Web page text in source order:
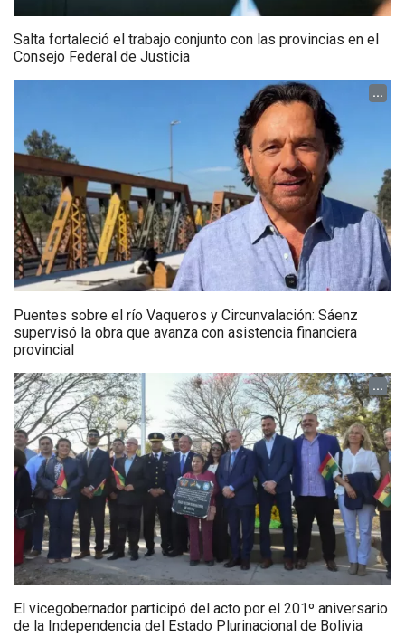
Salta fortaleció el trabajo conjunto con las provincias en el
Consejo Federal de Justicia
...
Puentes sobre el río Vaqueros y Circunvalación: Sáenz
supervisó la obra que avanza con asistencia financiera
provincial
...
El vicegobernador participó del acto por el 201º aniversario
de la Independencia del Estado Plurinacional de Bolivia